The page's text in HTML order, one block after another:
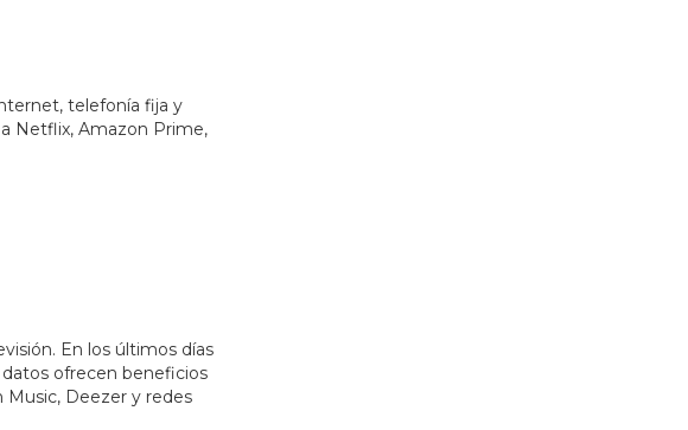
telefonía fija y
Netflix, Amazon Prime,
En los últimos días
ofrecen beneficios
Deezer y redes